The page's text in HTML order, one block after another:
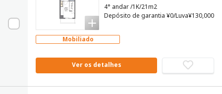
4° andar /1K/21m2
Depósito de garantia ¥0/Luva¥130,000
Mobiliado
Ver os detalhes